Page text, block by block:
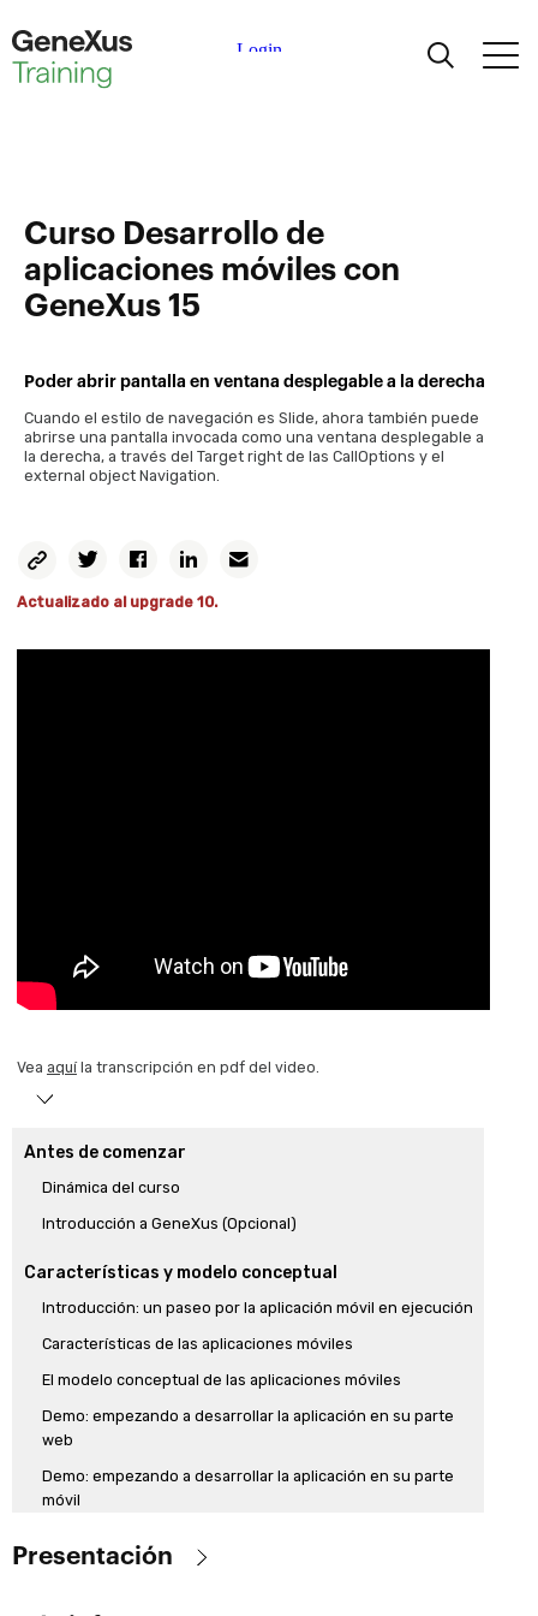
Universidades
Partners Académicos
Ayuda
Curso Desarrollo de
aplicaciones móviles con
GeneXus 15
Poder abrir pantalla en ventana desplegable a la derecha
Cuando el estilo de navegación es Slide, ahora también puede
abrirse una pantalla invocada como una ventana desplegable a
la derecha, a través del Target right de las CallOptions y el
external object Navigation.
Copiar
Permalink
Twitter FacebookLinkedin
Actualizado al upgrade 10.
Vea aquíla transcripción en pdf del video.
desarrollo de aplicaciones Web, parte B
Antes de comenzar
Dinámica del curso
Introducción a GeneXus (Opcional)
Características y modelo conceptual
Introducción: un paseo por la aplicación móvil en ejecución
Características de las aplicaciones móviles
El modelo conceptual de las aplicaciones móviles
Demo: empezando a desarrollar la aplicación en su parte
web
Demo: empezando a desarrollar la aplicación en su parte
móvil
Arquitectura online
Presentación